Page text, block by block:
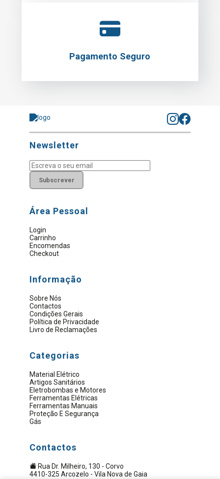
Pagamento Seguro
Newsletter
Subscrever
Área Pessoal
Login
Carrinho
Encomendas
Checkout
Informação
Sobre Nós
Contactos
Condições Gerais
Política de Privacidade
Livro de Reclamações
Categorias
Material Elétrico
Artigos Sanitários
Eletrobombas e Motores
Ferramentas Elétricas
Ferramentas Manuais
Proteção E Segurança
Gás
Contactos
Rua Dr. Milheiro, 130 - Corvo
4410-325 Arcozelo - Vila Nova de Gaia